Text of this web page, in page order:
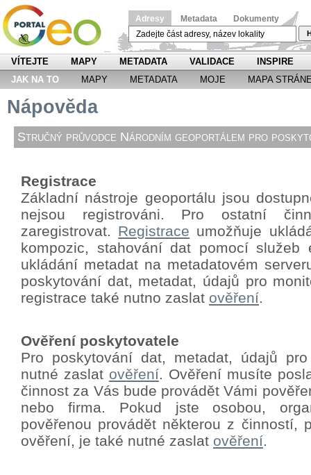
Adresy Metadata Dokumenty
VÍTEJTE MAPY METADATA VALIDACE
INSPIRE
JAK NA TO
MAPY METADATA MOJE MAPA
Nápověda
Stručný průvodce Národním geoportálem pro
Registrace
Základní nástroje geoportálu jsou
nejsou registrováni. Pro ostatní
zaregistrovat. Registrace umožňuje
kompozic, stahování dat pomocíslužeb
ukládání metadat na metadatovém
poskytování dat, metadat, údajů pro
registrace také nutno zaslat ověření.
Ověření poskytovatele
Pro poskytování dat, metadat, údajů
nutné zaslat ověření. Ověření musíte
činnost za Vás bude provádět Vámi
nebo firma. Pokud jste osobou,
pověřenou provádět některou z činností,
ověření, je také nutné zaslat ověření.